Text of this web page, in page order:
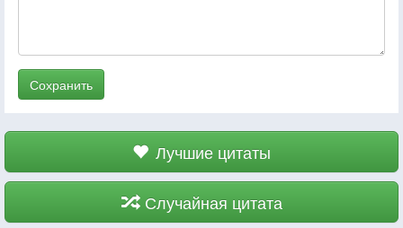
Сохранить
Лучшие цитаты
Случайная цитата